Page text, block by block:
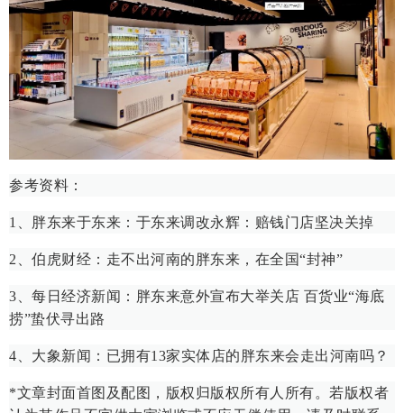
参考资料：
1、胖东来于东来：于东来调改永辉：赔钱门店坚决关掉
2、伯虎财经：走不出河南的胖东来，在全国“封神”
3、每日经济新闻：胖东来意外宣布大举关店 百货业“海底
捞”蛰伏寻出路
4、大象新闻：已拥有13家实体店的胖东来会走出河南吗？
*文章封面首图及配图，版权归版权所有人所有。若版权者